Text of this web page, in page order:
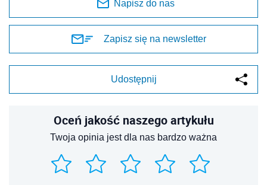
Napisz do nas
Zapisz się na newsletter
Udostępnij
Oceń jakość naszego artykułu
Twoja opinia jest dla nas bardzo ważna